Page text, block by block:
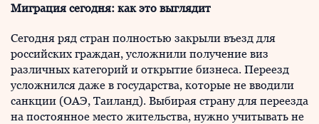
Миграция сегодня: как это выглядит
Сегодня ряд стран полностью закрыли въезд для
российских граждан, усложнили получение виз
различных категорий и открытие бизнеса. Переезд
усложнился даже в государства, которые не вводили
санкции (ОАЭ, Таиланд). Выбирая страну для переезда
на постоянное место жительства, нужно учитывать не